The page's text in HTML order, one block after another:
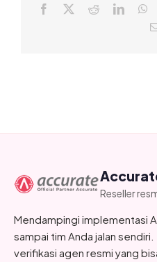
Facebook Reddit
Reseller
Mendampingi implementasi
sampai tim Anda jalan sendiri.
verifikasi agen resmi yang